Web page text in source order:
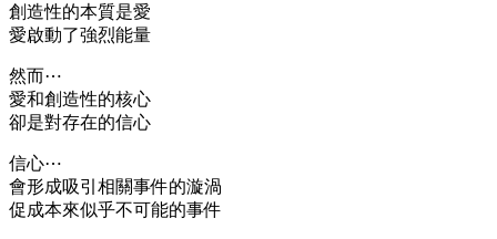
創造性的本質是愛
愛啟動了強烈能量
然而⋯
愛和創造性的核心
卻是對存在的信心
信心⋯
會形成吸引相關事件的漩渦
促成本來似乎不可能的事件